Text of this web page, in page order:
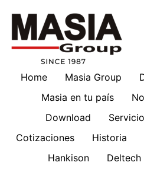
Home Masia Group
Masia en tu país
Download
Cotizaciones
Historia
Hankison
Deltech